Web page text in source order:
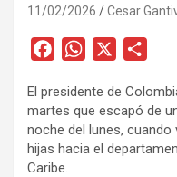
11/02/2026 Cesar
c
e
b
o
W
a
t
s
m
p
a
El presidente de
martes que escapó de
noche del lunes,
hijas hacia el
Caribe.